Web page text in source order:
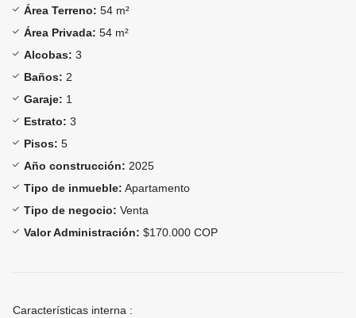
Área Terreno: 54 m²
Área Privada: 54 m²
Alcobas: 3
Baños: 2
Garaje: 1
Estrato: 3
Pisos: 5
Año construcción: 2025
Tipo de inmueble: Apartamento
Tipo de negocio: Venta
Valor Administración: $170.000 COP
Características interna :